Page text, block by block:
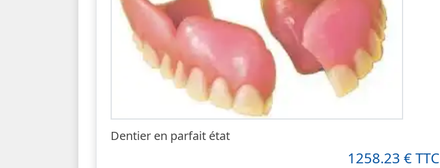
Dentier en parfait état
1258.23 € TTC